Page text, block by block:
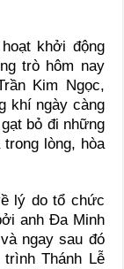
khởi động
trò hôm nay
Kim Ngọc,
khí ngày càng
bỏ đi những
trong lòng, hòa
lý do tổ chức
anh Đa Minh
ngay sau đó
Thánh Lễ